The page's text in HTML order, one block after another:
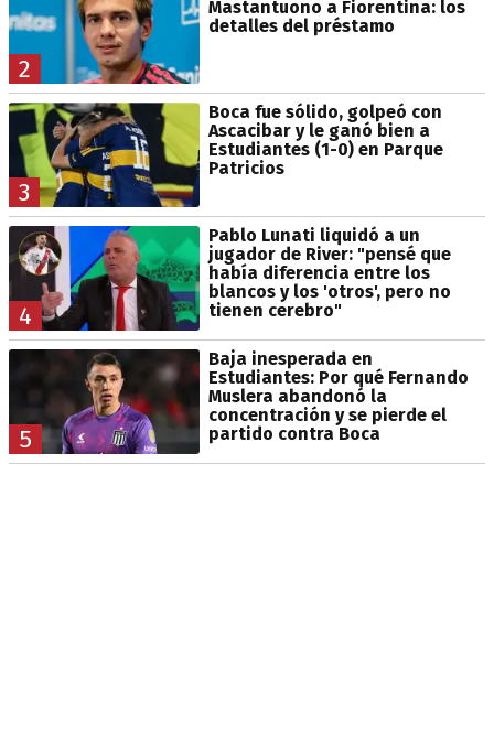
2
Mastantuono a Fiorentina: los
detalles del préstamo
3
Boca fue sólido, golpeó con
Ascacibar y le ganó bien a
Estudiantes (1-0) en Parque
Patricios
4
Pablo Lunati liquidó a un
jugador de River: "pensé que
había diferencia entre los
blancos y los 'otros', pero no
tienen cerebro"
5
Baja inesperada en
Estudiantes: Por qué Fernando
Muslera abandonó la
concentración y se pierde el
partido contra Boca